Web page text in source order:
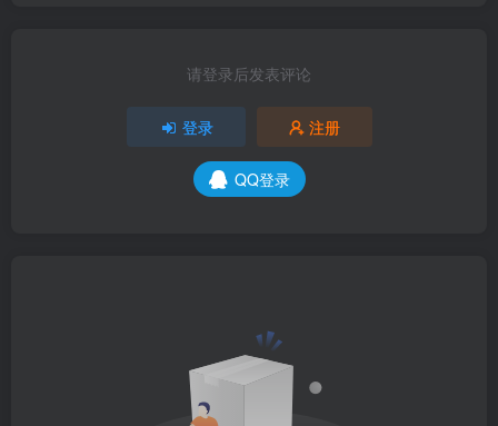
请登录后发表评论
登录 注册
QQ登录